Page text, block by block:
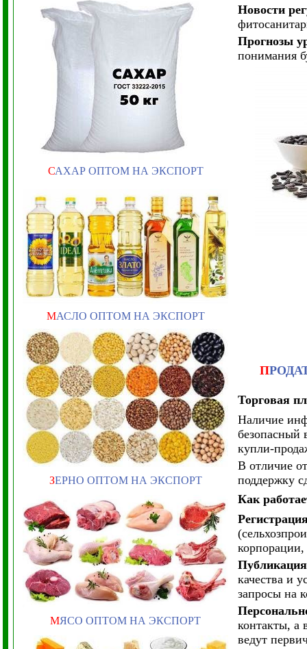
САХАР ОПТОМ НА ЭКСПОРТ
МАСЛО ОПТОМ НА ЭКСПОРТ
ЗЕРНО ОПТОМ НА ЭКСПОРТ
МЯСО ОПТОМ НА ЭКСПОРТ
Новости
Прогнозы
понимания
П
Торговая
Наличие
безопасный
купли-
В отличие
поддержку
Как
качества и
запросы на
контакты, а
ведут